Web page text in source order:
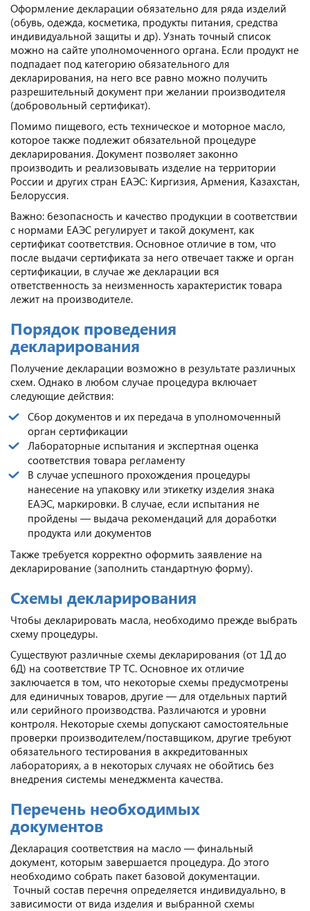
Оформление декларации обязательно для ряда изделий
(обувь, одежда, косметика, продукты питания, средства
индивидуальной защиты и др). Узнать точный список
можно на сайте уполномоченного органа. Если продукт не
подпадает под категорию обязательного для
декларирования, на него все равно можно получить
разрешительный документ при желании производителя
(добровольный сертификат).
Помимо пищевого, есть техническое и моторное масло,
которое также подлежит обязательной процедуре
декларирования. Документ позволяет законно
производить и реализовывать изделие на территории
России и других стран ЕАЭС: Киргизия, Армения, Казахстан,
Белоруссия.
Важно: безопасность и качество продукции в соответствии
с нормами ЕАЭС регулирует и такой документ, как
сертификат соответствия. Основное отличие в том, что
после выдачи сертификата за него отвечает также и орган
сертификации, в случае же декларации вся
ответственность за неизменность характеристик товара
лежит на производителе.
Порядок проведения
декларирования
Получение декларации возможно в результате различных
схем. Однако в любом случае процедура включает
следующие действия:
Сбор документов и их передача в уполномоченный
орган сертификации
Лабораторные испытания и экспертная оценка
соответствия товара регламенту
В случае успешного прохождения процедуры
нанесение на упаковку или этикетку изделия знака
ЕАЭС, маркировки. В случае, если испытания не
пройдены — выдача рекомендаций для доработки
продукта или документов
Также требуется корректно оформить заявление на
декларирование (заполнить стандартную форму).
Схемы декларирования
Чтобы декларировать масла, необходимо прежде выбрать
схему процедуры.
Существуют различные схемы декларирования (от 1Д до
6Д) на соответствие ТР ТС. Основное их отличие
заключается в том, что некоторые схемы предусмотрены
для единичных товаров, другие — для отдельных партий
или серийного производства. Различаются и уровни
контроля. Некоторые схемы допускают самостоятельные
проверки производителем/поставщиком, другие требуют
обязательного тестирования в аккредитованных
лабораториях, а в некоторых случаях не обойтись без
внедрения системы менеджмента качества.
Перечень необходимых
документов
Декларация соответствия на масло — финальный
документ, которым завершается процедура. До этого
необходимо собрать пакет базовой документации.
Точный состав перечня определяется индивидуально, в
зависимости от вида изделия и выбранной схемы